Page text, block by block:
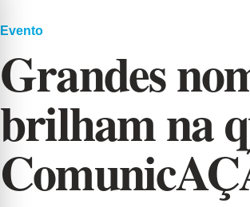
Evento
Grandes
brilham na